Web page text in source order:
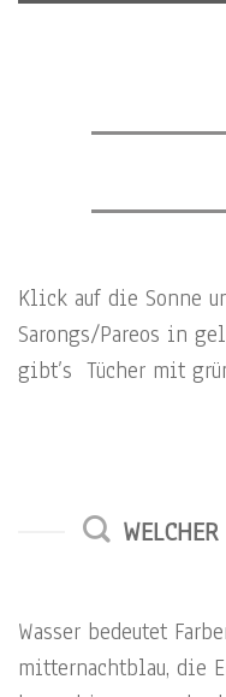
Klick auf die Sonne
Sarongs/Pareos in
gibt’s Tücher mit
Wasser bedeutet
mitternachtblau, die